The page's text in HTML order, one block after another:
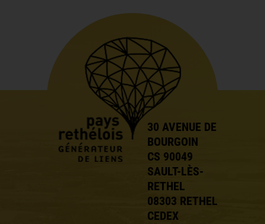
30 AVENUE DE
BOURGOIN
CS 90049
SAULT-LÈS-
RETHEL
08303 RETHEL
CEDEX